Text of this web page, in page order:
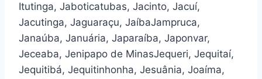
Itutinga, Jaboticatubas, Jacinto, Jacuí,
Jacutinga, Jaguaraçu, JaíbaJampruca,
Janaúba, Januária, Japaraíba, Japonvar,
Jeceaba, Jenipapo de MinasJequeri, Jequitaí,
Jequitibá, Jequitinhonha, Jesuânia, Joaíma,